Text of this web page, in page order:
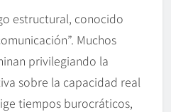
estructural, conocido
Muchos
privilegiando la
sobre la capacidad real
tiempos burocráticos,